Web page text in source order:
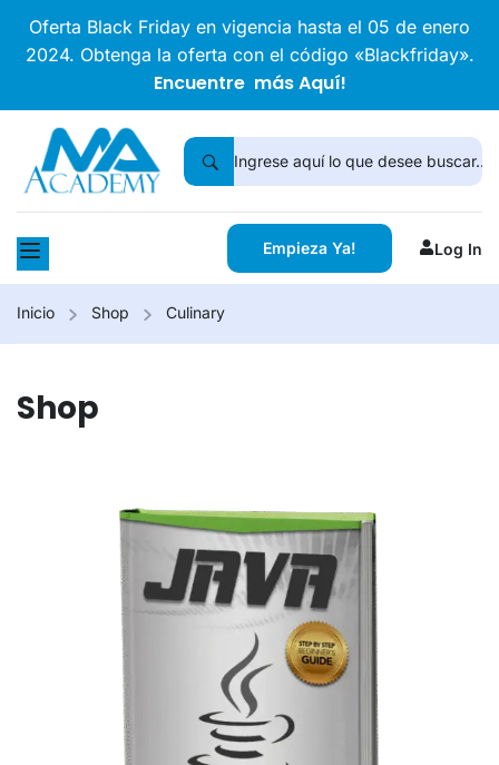
Oferta Black Friday en vigencia hasta el 05 de enero
2024. Obtenga la oferta con el código «Blackfriday».
Encuentre más Aquí!
Empieza Ya! Log In
Inicio Shop Culinary
Shop